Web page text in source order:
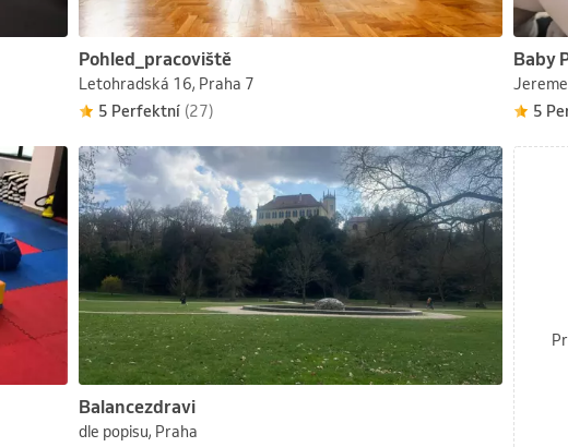
Pohled_pracoviště
Letohradská 16, Praha 7
5 Perfektní (27)
Baby
5
Balancezdravi
dle popisu, Praha